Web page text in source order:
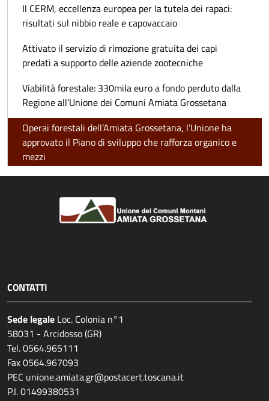
Il CERM, eccellenza europea per la tutela dei rapaci:
risultati sul nibbio reale e capovaccaio
Attivato il servizio di rimozione gratuita dei capi
predati a supporto delle aziende zootecniche
Viabilità forestale: 330mila euro a fondo perduto dalla
Regione all’Unione dei Comuni Amiata Grossetana
Operai forestali dell’Amiata Grossetana, l’Unione ha
approvato il Piano di sviluppo che rafforza organico e
mezzi
CONTATTI
Sede legale Loc. Colonia n°1
58031 - Arcidosso (GR)
Tel. 0564.965111
Fax 0564.967093
PEC unione.amiata.gr@postacert.toscana.it
P.I. 01499380531